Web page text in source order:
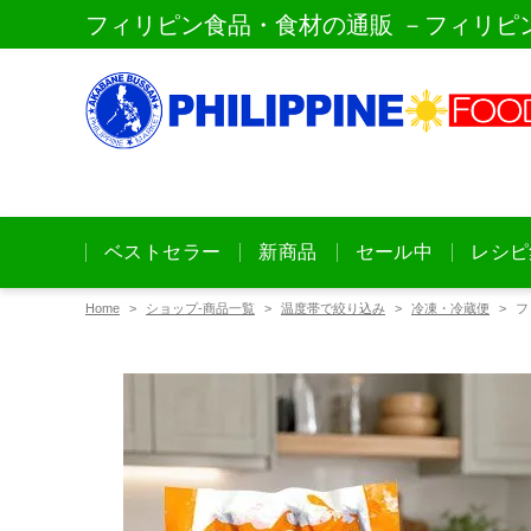
フィリピン食品・食材の通販 －フィリピ
ベストセラー 新商品 セール中 レシ
Home ショップ-商品一覧 温度帯で絞り込み 冷凍・冷蔵便